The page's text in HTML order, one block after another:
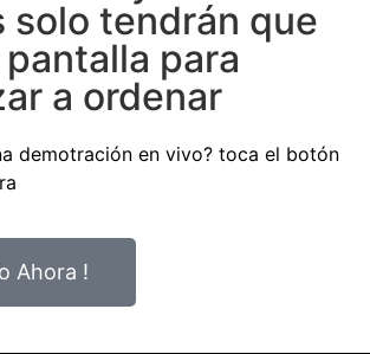
solo tendrán que
para
a ordenar
demotración en vivo? toca el botón
Ahora !